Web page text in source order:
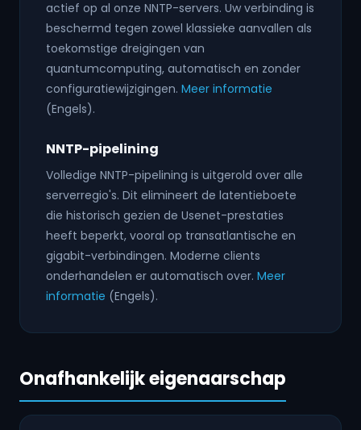
actief op al onze NNTP-servers. Uw verbinding is
beschermd tegen zowel klassieke aanvallen als
toekomstige dreigingen van
quantumcomputing, automatisch en zonder
configuratiewijzigingen. Meer informatie
(Engels).
NNTP-pipelining
Volledige NNTP-pipelining is uitgerold over alle
serverregio's. Dit elimineert de latentieboete
die historisch gezien de Usenet-prestaties
heeft beperkt, vooral op transatlantische en
gigabit-verbindingen. Moderne clients
onderhandelen er automatisch over. Meer
informatie (Engels).
Onafhankelijk eigenaarschap